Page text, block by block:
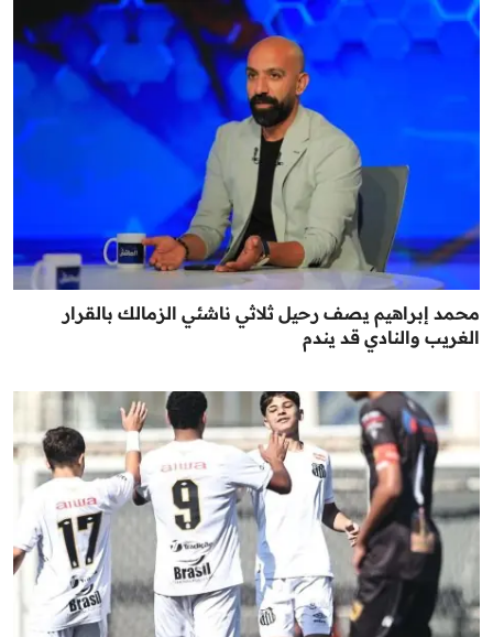
محمد إبراهيم يصف رحيل ثلاثي ناشئي الزمالك بالقرار
الغريب والنادي قد يندم